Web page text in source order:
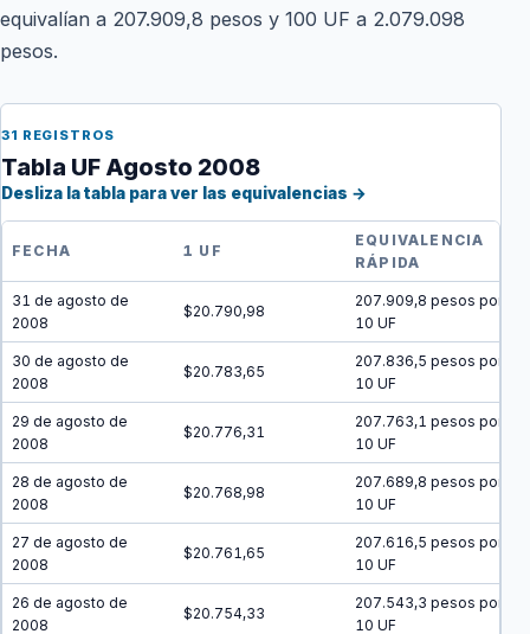
equivalían a 207.909,8 pesos y 100 UF a 2.079.098
pesos.
31 REGISTROS
Tabla UF Agosto 2008
Desliza la tabla para ver las equivalencias →
FECHA 1 UF
EQUIVALENCIA
RÁPIDA
31 de agosto de
2008
$20.790,98
207.909,8 pesos por
10 UF
30 de agosto de
2008
$20.783,65
207.836,5 pesos por
10 UF
29 de agosto de
2008
$20.776,31
207.763,1 pesos por
10 UF
28 de agosto de
2008
$20.768,98
207.689,8 pesos por
10 UF
27 de agosto de
2008
$20.761,65
207.616,5 pesos por
10 UF
26 de agosto de
2008
$20.754,33
207.543,3 pesos por
10 UF